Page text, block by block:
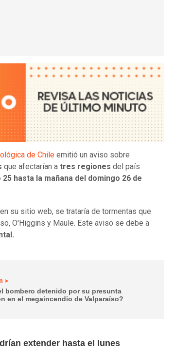
de Chile emitió un aviso sobre
que afectarían a tres regiones del país
hasta la mañana del domingo 26 de
su sitio web, se trataría de tormentas que
O'Higgins y Maule. Este aviso se debe a
>
bombero detenido por su presunta
en el megaincendio de Valparaíso?
extender hasta el lunes